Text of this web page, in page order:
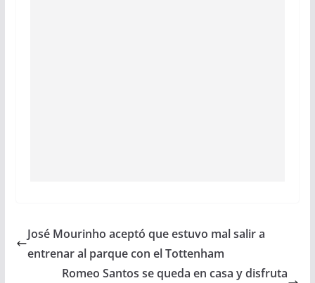
José Mourinho aceptó que estuvo mal salir a
entrenar al parque con el Tottenham
Romeo Santos se queda en casa y disfruta